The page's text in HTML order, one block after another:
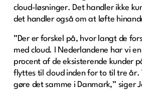
cloud-løsninger. Det handler ikke
det handler også om at løfte
”Der er forskel på, hvor langt de
med cloud. I Nederlandene har vi
procent af de eksisterende kunder
flyttes til cloud inden for to til tre
gøre det samme i Danmark,” siger